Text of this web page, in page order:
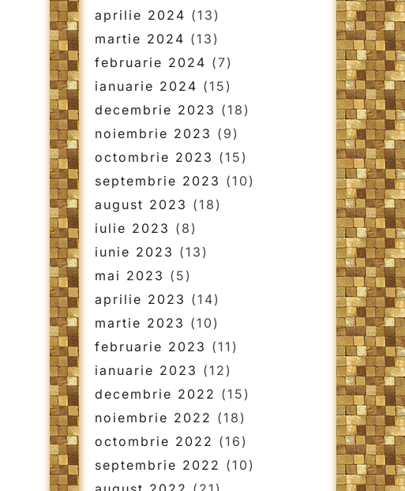
aprilie 2024 (13)
martie 2024 (13)
februarie 2024 (7)
ianuarie 2024 (15)
decembrie 2023 (18)
noiembrie 2023 (9)
octombrie 2023 (15)
septembrie 2023 (10)
august 2023 (18)
iulie 2023 (8)
iunie 2023 (13)
mai 2023 (5)
aprilie 2023 (14)
martie 2023 (10)
februarie 2023 (11)
ianuarie 2023 (12)
decembrie 2022 (15)
noiembrie 2022 (18)
octombrie 2022 (16)
septembrie 2022 (10)